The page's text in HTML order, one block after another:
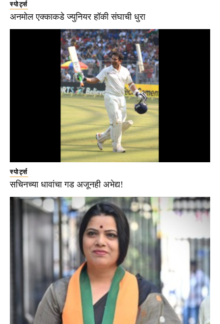
स्पोर्ट्स
अनमोल एक्काकडे ज्युनियर हॉकी संघाची धुरा
स्पोर्ट्स
सचिनच्या धावांचा गड अजूनही अभेद्य!